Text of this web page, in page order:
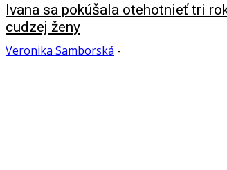
Ivana sa pokúšala otehotnieť tri
cudzej ženy
Veronika Samborská -